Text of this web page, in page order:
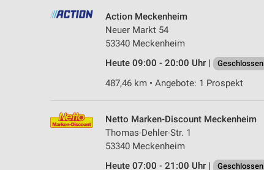
Action Meckenheim
Neuer Markt 54
53340 Meckenheim
Heute 09:00 - 20:00 Uhr |
Geschlossen
487,46 km • Angebote: 1 Prospekt
Netto Marken-Discount Meckenheim
Thomas-Dehler-Str. 1
53340 Meckenheim
Heute 07:00 - 21:00 Uhr |
Geschlossen